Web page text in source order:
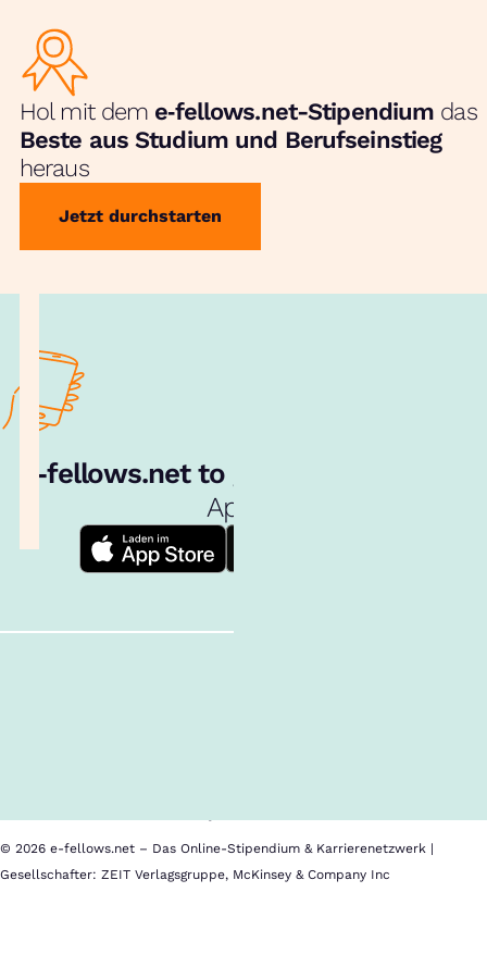
Hol mit dem e‑fellows.net-Stipendium das
Beste aus Studium und Berufseinstieg
heraus
Jetzt durchstarten
e‑fellows.net to go:
App!
© 2026 e-fellows.net – Das Online-Stipendium & Karrierenetzwerk |
Gesellschafter: ZEIT Verlagsgruppe, McKinsey & Company Inc